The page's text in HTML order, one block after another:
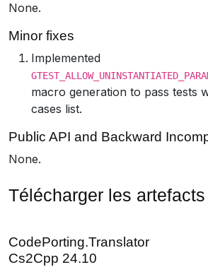
None.
Minor fixes
Implemented
macro generation to pass tests
cases list.
Public API and Backward
None.
Télécharger les artefacts
CodePorting.Translator
Cs2Cpp 24.10